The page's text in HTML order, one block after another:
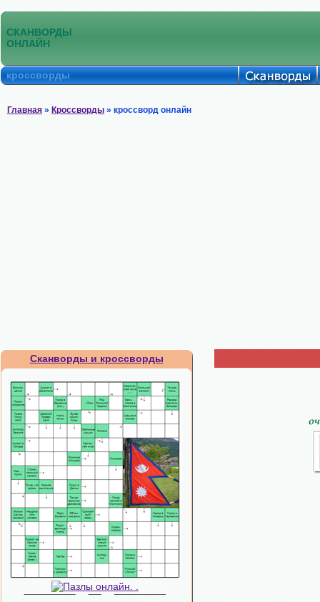
СКАНВОРДЫ
ОНЛАЙН
кроссворды
Главная » Кроссворды » кроссворд онлайн
Сканворды и кроссворды